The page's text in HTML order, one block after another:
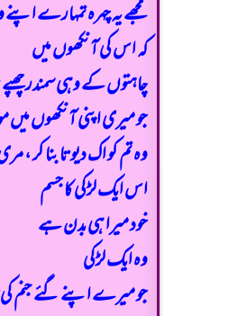
مجھے یہ چہرہ تمہارے
کہ اس کی آنکھوں میں
چاہتوں کے وہی سمندر
جو میری اپنی آنکھوں میں
وہ تم کو اک دیوتا بنا کر
اس ایک لڑکی کا جسم
خود میرا ہی بدن ہے
وہ ایک لڑکی
جو میرے اپنے گئے جنم